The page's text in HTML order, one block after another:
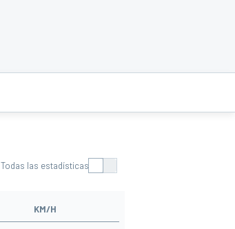
Todas las estadísticas
KM/H